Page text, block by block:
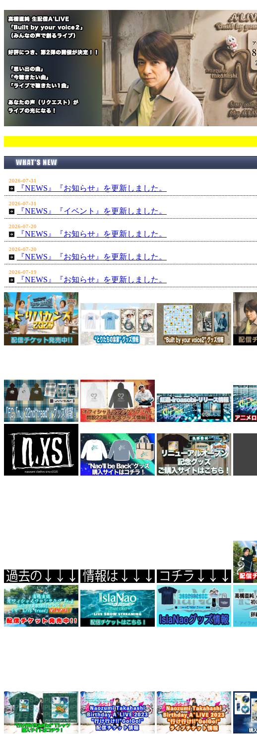
2026-07-31
『NEWS』『お知らせ』を更新しました。
2026-07-31
『NEWS』『イベント』を更新しました。
2026-07-20
『NEWS』『お知らせ』を更新しました。
2026-07-20
『NEWS』『お知らせ』を更新しました。
2026-07-19
『NEWS』『お知らせ』を更新しました。